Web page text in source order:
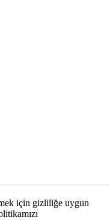
için gizliliğe uygun